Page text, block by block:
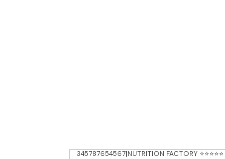
345787654567|NUTRITION FACTORY ⭐⭐⭐⭐⭐